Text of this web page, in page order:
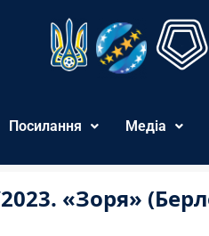
Посилання Медіа
«Зоря»